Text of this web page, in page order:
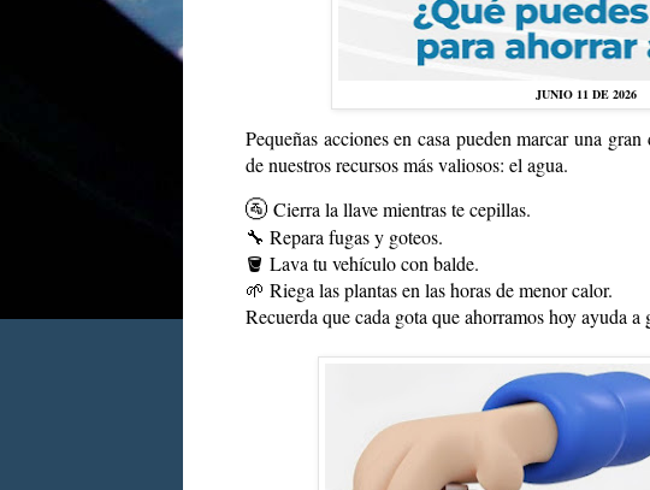
JUNIO 11 DE 2026
Pequeñas acciones en casa pueden marcar una
de nuestros recursos más valiosos: el agua.
🚰 Cierra la llave mientras te cepillas.
🔧 Repara fugas y goteos.
🪣 Lava tu vehículo con balde.
🌱 Riega las plantas en las horas de menor calor.
Recuerda que cada gota que ahorramos hoy ayuda a